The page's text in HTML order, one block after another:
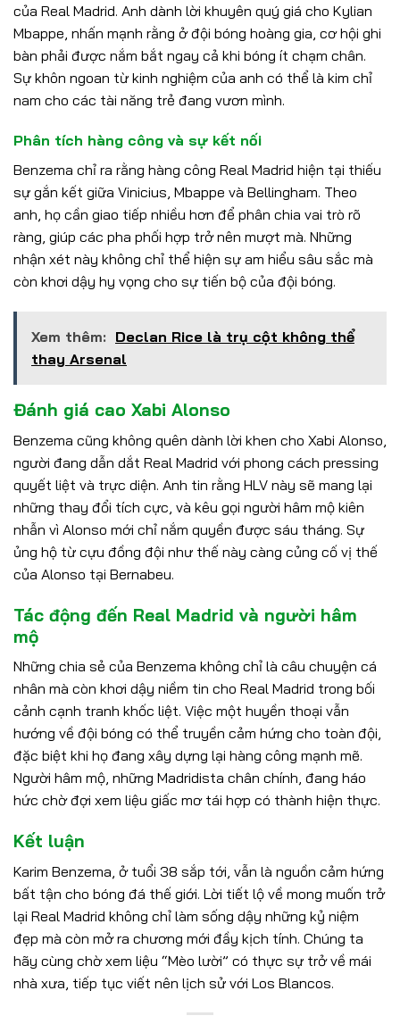
của Real Madrid. Anh dành lời khuyên quý giá cho Kylian
Mbappe, nhấn mạnh rằng ở đội bóng hoàng gia, cơ hội ghi
bàn phải được nắm bắt ngay cả khi bóng ít chạm chân.
Sự khôn ngoan từ kinh nghiệm của anh có thể là kim chỉ
nam cho các tài năng trẻ đang vươn mình.
Phân tích hàng công và sự kết nối
Benzema chỉ ra rằng hàng công Real Madrid hiện tại thiếu
sự gắn kết giữa Vinicius, Mbappe và Bellingham. Theo
anh, họ cần giao tiếp nhiều hơn để phân chia vai trò rõ
ràng, giúp các pha phối hợp trở nên mượt mà. Những
nhận xét này không chỉ thể hiện sự am hiểu sâu sắc mà
còn khơi dậy hy vọng cho sự tiến bộ của đội bóng.
Xem thêm: Declan Rice là trụ cột không thể
thay Arsenal
Đánh giá cao Xabi Alonso
Benzema cũng không quên dành lời khen cho Xabi Alonso,
người đang dẫn dắt Real Madrid với phong cách pressing
quyết liệt và trực diện. Anh tin rằng HLV này sẽ mang lại
những thay đổi tích cực, và kêu gọi người hâm mộ kiên
nhẫn vì Alonso mới chỉ nắm quyền được sáu tháng. Sự
ủng hộ từ cựu đồng đội như thế này càng củng cố vị thế
của Alonso tại Bernabeu.
Tác động đến Real Madrid và người hâm
mộ
Những chia sẻ của Benzema không chỉ là câu chuyện cá
nhân mà còn khơi dậy niềm tin cho Real Madrid trong bối
cảnh cạnh tranh khốc liệt. Việc một huyền thoại vẫn
hướng về đội bóng có thể truyền cảm hứng cho toàn đội,
đặc biệt khi họ đang xây dựng lại hàng công mạnh mẽ.
Người hâm mộ, những Madridista chân chính, đang háo
hức chờ đợi xem liệu giấc mơ tái hợp có thành hiện thực.
Kết luận
Karim Benzema, ở tuổi 38 sắp tới, vẫn là nguồn cảm hứng
bất tận cho bóng đá thế giới. Lời tiết lộ về mong muốn trở
lại Real Madrid không chỉ làm sống dậy những kỷ niệm
đẹp mà còn mở ra chương mới đầy kịch tính. Chúng ta
hãy cùng chờ xem liệu “Mèo lười” có thực sự trở về mái
nhà xưa, tiếp tục viết nên lịch sử với Los Blancos.